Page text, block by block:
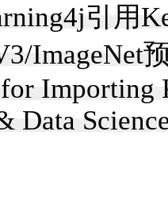
引用
ImageNet
Importing
Data